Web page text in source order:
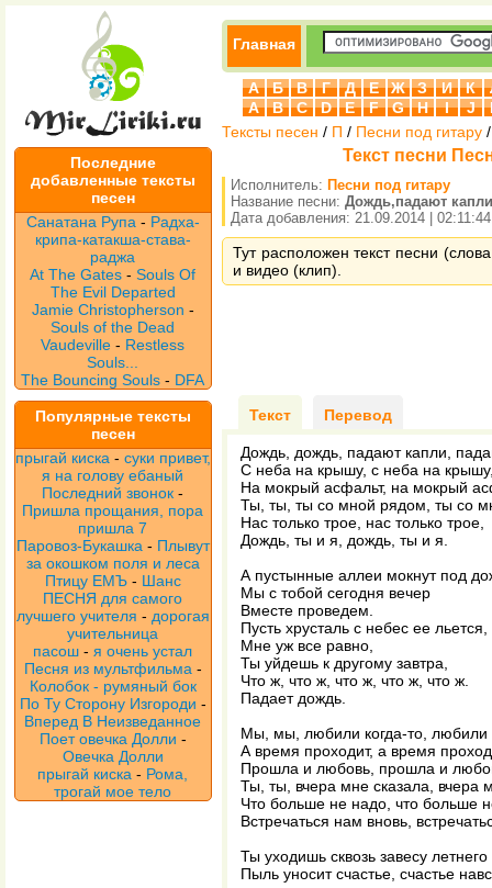
Последние
добавленные тексты
песен
Санатана Рупа - Радха-
крипа-катакша-става-
раджа
At The Gates -Souls Of
The Evil Departed
Jamie Christopherson -
Souls of the Dead
Vaudeville- Restless
Souls...
The Bouncing Souls - DFA
Популярные тексты
песен
прыгай киска - суки привет,
я на голову ебаный
Последний звонок -
Пришла прощания, пора
пришла 7
Паровоз-Букашка - Плывут
за окошком поля и леса
Птицу ЕМЪ - Шанс
ПЕСНЯ для самого
лучшего учителя - дорогая
учительница
пасош -я очень устал
Песня из мультфильма -
Колобок - румяный бок
По Ту Сторону Изгороди -
Вперед В Неизведанное
Поет овечка Долли -
Овечка Долли
прыгай киска - Рома,
трогай мое тело
Главная
А Б В Г Д Е Ж З И К
A
B C D E F G H I J
Тексты песен / П / Песни под гитару
Текст песни
Исполнитель: Песни под гитару
Название песни: Дождь,падают капли
Дата добавления: 21.09.2014 | 02:11:44
Тут расположен текст песни
и видео (клип).
Текст Перевод
Дождь, дождь, падают капли,
С неба на крышу, с неба на
На мокрый асфальт, на мокрый
Ты, ты, ты со мной рядом, ты со
Нас только трое, нас только трое,
Дождь, ты и я, дождь, ты и я.
А пустынные аллеи мокнут под
Мы с тобой сегодня вечер
Вместе проведем.
Пусть хрусталь с небес ее льется,
Мне уж все равно,
Ты уйдешь к другому завтра,
Что ж, что ж, что ж, что ж, что ж.
Падает дождь.
Мы, мы, любили когда-то, любили
А время проходит, а время
Прошла и любовь, прошла и
Ты, ты, вчера мне сказала, вчера
Что больше не надо, что больше
Встречаться нам вновь,
Ты уходишь сквозь завесу
Пыль уносит счастье, счастье